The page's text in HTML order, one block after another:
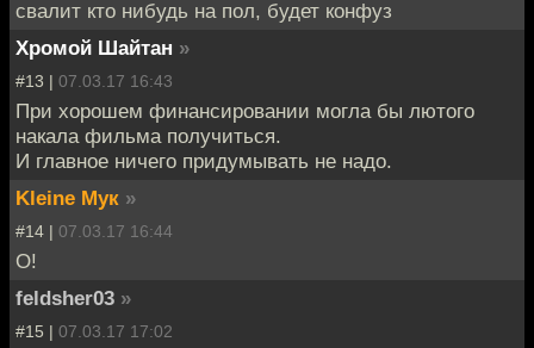
свалит кто нибудь на пол, будет конфуз
Хромой Шайтан »
#13 | 07.03.17 16:43
При хорошем финансировании могла бы лютого
накала фильма получиться.
И главное ничего придумывать не надо.
Kleine Мук »
#14 | 07.03.17 16:44
О!
feldsher03 »
#15 | 07.03.17 17:02